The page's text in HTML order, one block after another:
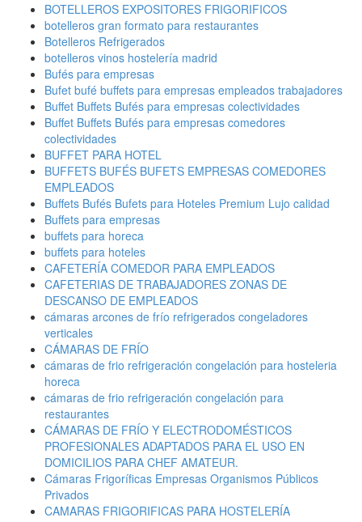
BOTELLEROS EXPOSITORES FRIGORIFICOS
botelleros gran formato para restaurantes
Botelleros Refrigerados
botelleros vinos hostelería madrid
Bufés para empresas
Bufet bufé buffets para empresas empleados trabajadores
Buffet Buffets Bufés para empresas colectividades
Buffet Buffets Bufés para empresas comedores
colectividades
BUFFET PARA HOTEL
BUFFETS BUFÉS BUFETS EMPRESAS COMEDORES
EMPLEADOS
Buffets Bufés Bufets para Hoteles Premium Lujo calidad
Buffets para empresas
buffets para horeca
buffets para hoteles
CAFETERÍA COMEDOR PARA EMPLEADOS
CAFETERIAS DE TRABAJADORES ZONAS DE
DESCANSO DE EMPLEADOS
cámaras arcones de frío refrigerados congeladores
verticales
CÁMARAS DE FRÍO
cámaras de frio refrigeración congelación para hosteleria
horeca
cámaras de frio refrigeración congelación para
restaurantes
CÁMARAS DE FRÍO Y ELECTRODOMÉSTICOS
PROFESIONALES ADAPTADOS PARA EL USO EN
DOMICILIOS PARA CHEF AMATEUR.
Cámaras Frigoríficas Empresas Organismos Públicos
Privados
CAMARAS FRIGORIFICAS PARA HOSTELERÍA